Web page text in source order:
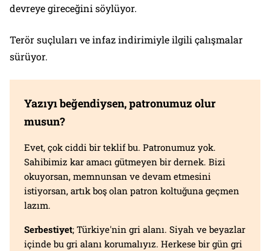
devreye gireceğini söylüyor.
Terör suçluları ve infaz indirimiyle ilgili çalışmalar
sürüyor.
Yazıyı beğendiysen, patronumuz olur
musun?
Evet, çok ciddi bir teklif bu. Patronumuz yok.
Sahibimiz kar amacı gütmeyen bir dernek. Bizi
okuyorsan, memnunsan ve devam etmesini
istiyorsan, artık boş olan patron koltuğuna geçmen
lazım.
Serbestiyet; Türkiye'nin gri alanı. Siyah ve beyazlar
içinde bu gri alanı korumalıyız. Herkese bir gün gri